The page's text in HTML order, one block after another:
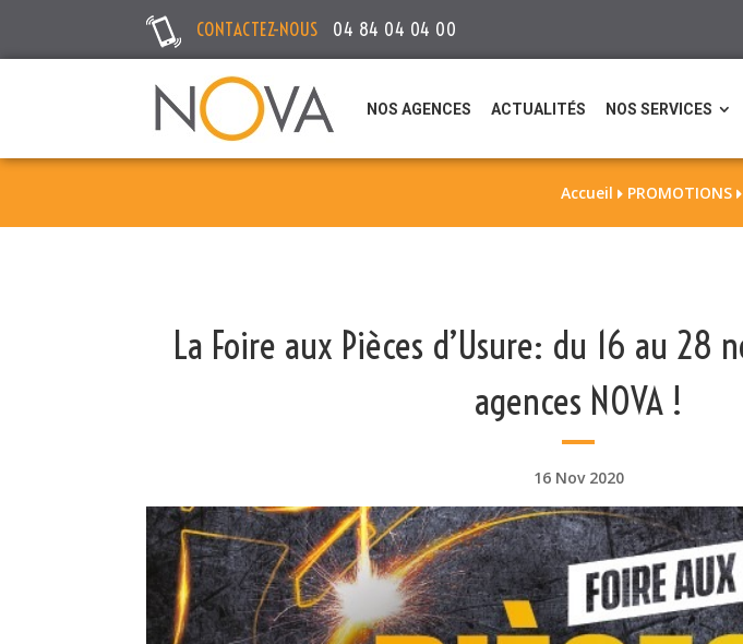
CONTACTEZ-NOUS 04 84 04 04 00
NOS AGENCES ACTUALITÉS NOS SERVICES
Accueil  PROMOTIONS 
La Foire aux Pièces d’Usure: du 16 au 28
agences NOVA !
16 Nov 2020